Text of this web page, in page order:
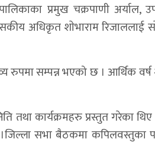
प्रमुख चक्रपाणी अर्याल,
अधिकृत शाेभाराम रिजाललाई
सम्पन्न भएको छ । आर्थिक वर्ष
तथा कार्यक्रमहरु प्रस्तुत गरेका
।जिल्ला सभा बैठकमा कपिलवस्तुका